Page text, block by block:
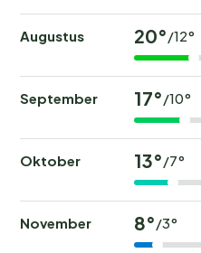
Augustus 20°/12°
September 17°/10°
Oktober 13°/7°
November 8°/3°